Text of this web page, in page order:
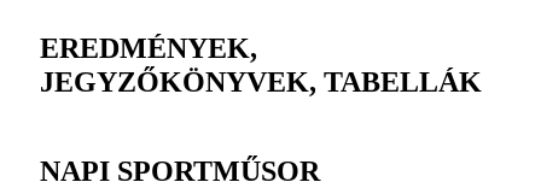
EREDMÉNYEK,
JEGYZŐKÖNYVEK, TABELLÁK
NAPI SPORTMŰSOR